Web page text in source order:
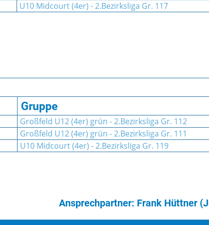
U10 Midcourt (4er) - 2.Bezirksliga Gr. 117
Gruppe
Großfeld U12 (4er) grün - 2.Bezirksliga Gr. 112
Großfeld U12 (4er) grün - 2.Bezirksliga Gr. 111
U10 Midcourt (4er) - 2.Bezirksliga Gr. 119
Ansprechpartner: Frank Hüttner